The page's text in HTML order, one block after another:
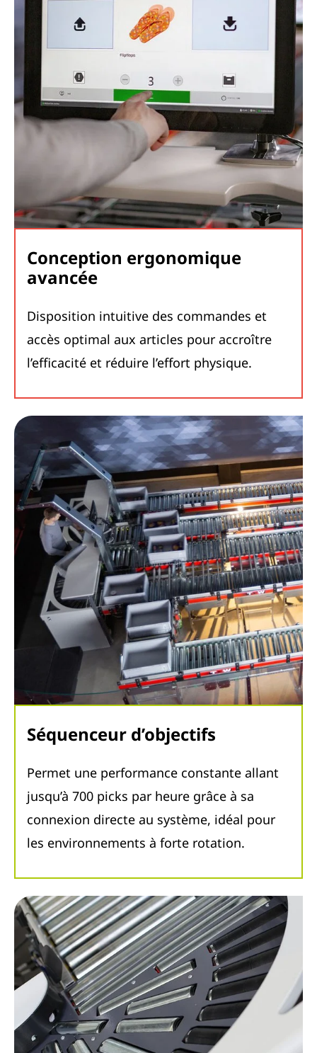
Conception ergonomique
avancée
Disposition intuitive des commandes et
accès optimal aux articles pour accroître
l’efficacité et réduire l’effort physique.
Séquenceur d’objectifs
Permet une performance constante allant
jusqu’à 700 picks par heure grâce à sa
connexion directe au système, idéal pour
les environnements à forte rotation.